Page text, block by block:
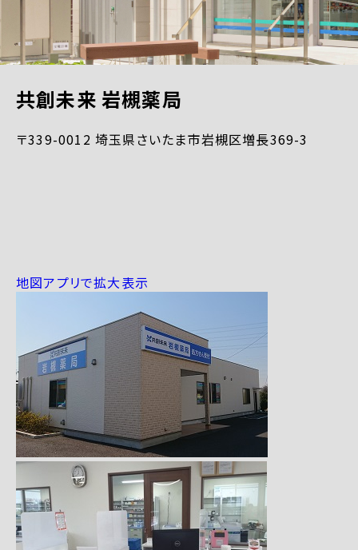
共創未来 岩槻薬局
〒339-0012 埼玉県さいたま市岩槻区増長369-3
地図アプリで拡大表示